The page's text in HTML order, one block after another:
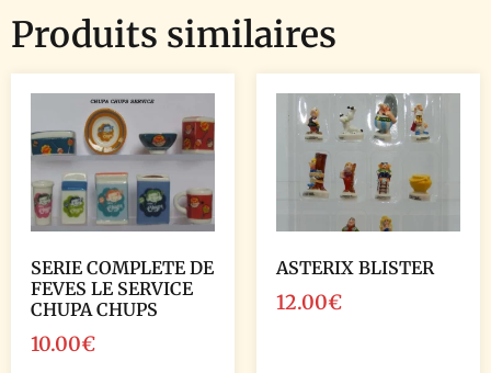
Produits similaires
SERIE COMPLETE DE
FEVES LE SERVICE
CHUPA CHUPS
10.00€
ASTERIX BLISTER
12.00€